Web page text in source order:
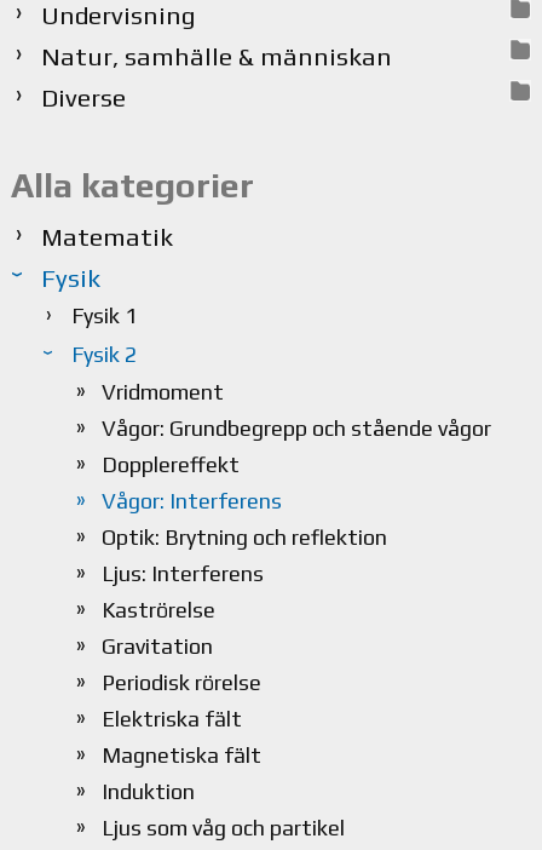
Undervisning
Natur, samhälle & människan
Diverse
Alla kategorier
Matematik
Fysik
Fysik 1
Fysik 2
Vridmoment
Vågor: Grundbegrepp och stående vågor
Dopplereffekt
Vågor: Interferens
Optik: Brytning och reflektion
Ljus: Interferens
Kaströrelse
Gravitation
Periodisk rörelse
Elektriska fält
Magnetiska fält
Induktion
Ljus som våg och partikel